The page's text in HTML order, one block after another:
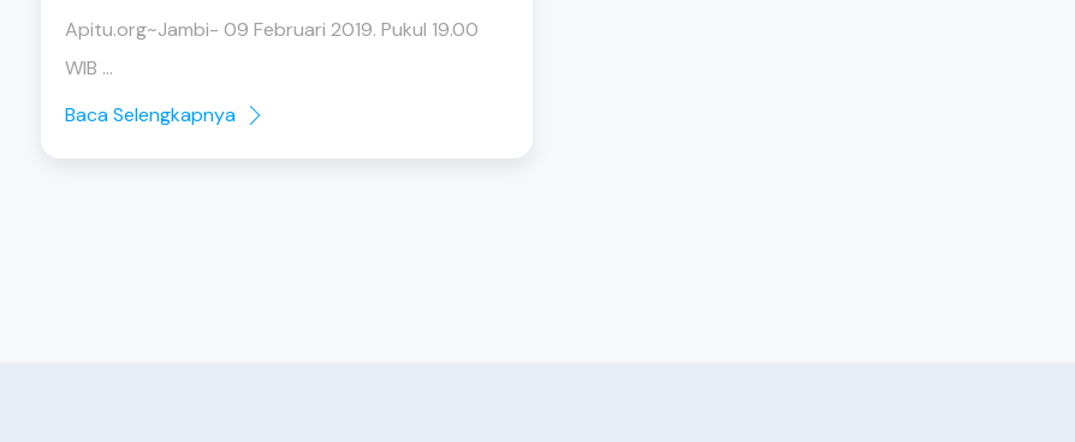
Apitu.org~Jambi- 09 Februari 2019. Pukul 19.00
WIB ...
Baca Selengkapnya